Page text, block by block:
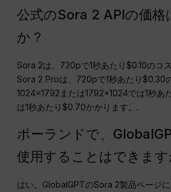
公式のSora 2 APIの価格
か？
Sora 2は、720pで1秒あたり$0.10のコ
Sora 2 Proは、720pで1秒あたり$0.30
1024×1792または1792×1024では1秒あ
は1秒あたり$0.70かかります。.
ポーランドで、
使用することはできます
はい。GlobalGPTのSora 2製品ページ